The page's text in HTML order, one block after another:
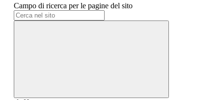
Campo di ricerca per le pagine del sito